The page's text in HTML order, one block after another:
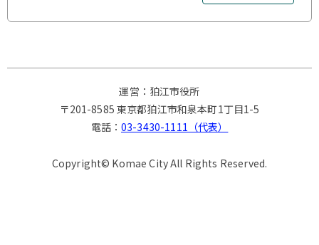
運営：狛江市役所
〒201-8585 東京都狛江市和泉本町1丁目1-5
電話：03-3430-1111（代表）
Copyright© Komae City All Rights Reserved.